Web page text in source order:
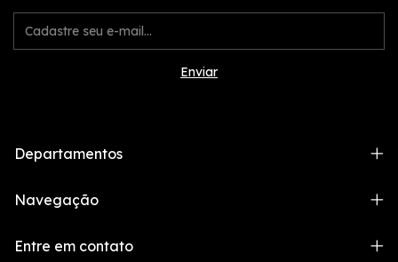
Departamentos
Navegação
Entre em contato